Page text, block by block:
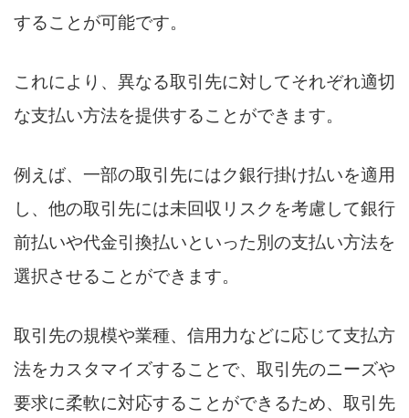
することが可能です。
これにより、異なる取引先に対してそれぞれ適切
な支払い方法を提供することができます。
例えば、一部の取引先にはク銀行掛け払いを適用
し、他の取引先には未回収リスクを考慮して銀行
前払いや代金引換払いといった別の支払い方法を
選択させることができます。
取引先の規模や業種、信用力などに応じて支払方
法をカスタマイズすることで、取引先のニーズや
要求に柔軟に対応することができるため、取引先